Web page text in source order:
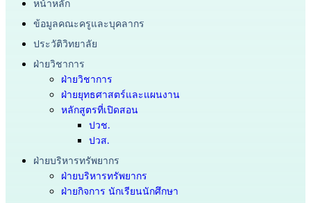
หน้าหลัก
ข้อมูลคณะครูและบุคลากร
ประวัติวิทยาลัย
ฝ่ายวิชาการ
ฝ่ายวิชาการ
ฝ่ายยุทธศาสตร์และแผนงาน
หลักสูตรที่เปิดสอน
ปวช.
ปวส.
ฝ่ายบริหารทรัพยากร
ฝ่ายบริหารทรัพยากร
ฝ่ายกิจการ นักเรียนนักศึกษา